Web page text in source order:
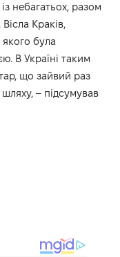
небагатьох, разом
Краків,
була
В Україні таким
що зайвий раз
– підсумував